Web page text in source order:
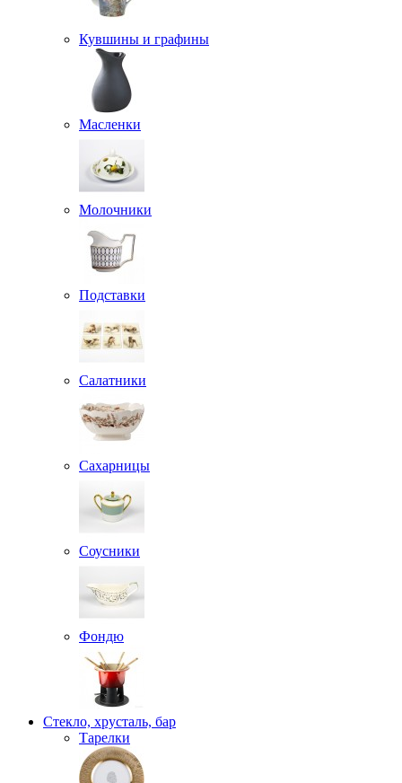
Кувшины и графины
Масленки
Молочники
Подставки
Салатники
Сахарницы
Соусники
Фондю
Стекло, хрусталь, бар
Тарелки